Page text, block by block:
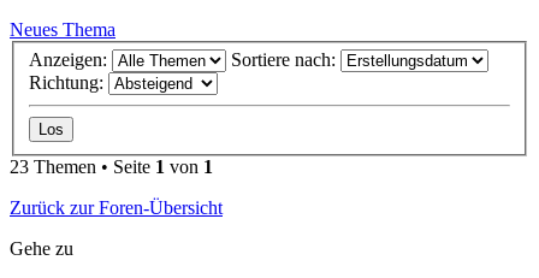
Neues Thema
Anzeigen:
Sortiere nach:
Richtung:
23 Themen • Seite 1 von 1
Zurück zur Foren-Übersicht
Gehe zu